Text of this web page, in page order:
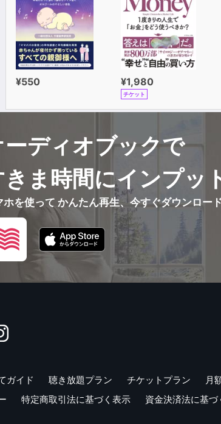
¥550 ¥1,980
チケット
ーディオブックで
ま時間にインプッ
ホを使って かんたん再生、今すぐダウンロー
ガイド 聴き放題プラン チケットプラン 月
特定商取引法に基づく表示 資金決済法に基づ